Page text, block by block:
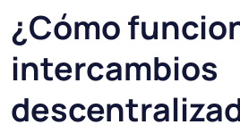
¿Cómo
intercambios